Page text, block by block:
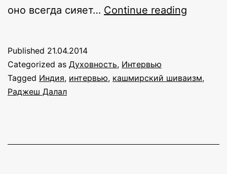
оно всегда сияет… Continue reading
out!
Published 21.04.2014
Categorized as Духовность, Интервью
Tagged Индия, интервью, кашмирский шиваизм,
Раджеш Далал